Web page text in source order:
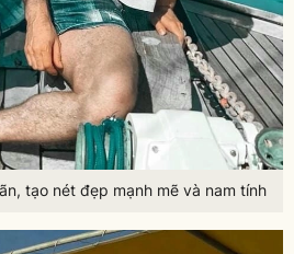
tạo nét đẹp mạnh mẽ và nam tính